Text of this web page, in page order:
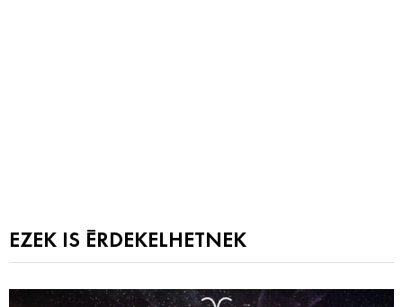
EZEK IS ÉRDEKELHETNEK